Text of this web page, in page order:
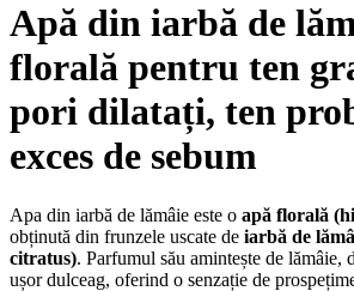
Apă din iarbă de
florală pentru ten
pori dilatați, ten
exces de sebum
Apa din iarbă de lămâie este o apă florală
obținută din frunzele uscate de iarbă de
citratus). Parfumul său amintește de lămâie,
ușor dulceag, oferind o senzație de